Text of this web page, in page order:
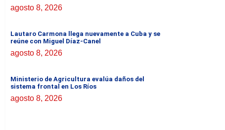
agosto 8, 2026
Lautaro Carmona llega nuevamente a Cuba y se
reúne con Miguel Díaz-Canel
agosto 8, 2026
Ministerio de Agricultura evalúa daños del
sistema frontal en Los Ríos
agosto 8, 2026